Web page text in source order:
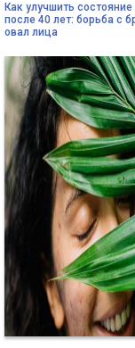
Как улучшить
после 40 лет: борьба с
овал лица